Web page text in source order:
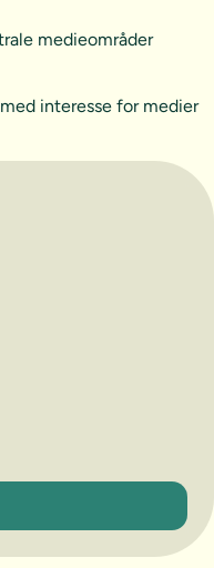
medieområder
interesse for medier